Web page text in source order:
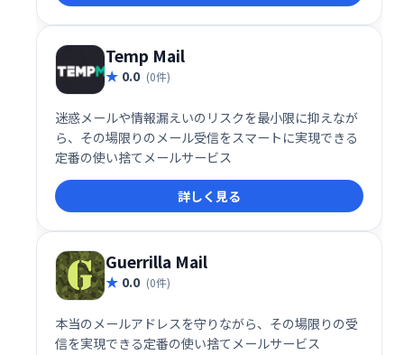
Temp Mail
0.0 (0件)
迷惑メールや情報漏えいのリスクを最小限に抑えなが
ら、その場限りのメール受信をスマートに実現できる
定番の使い捨てメールサービス
詳しく見る
Guerrilla Mail
0.0 (0件)
本当のメールアドレスを守りながら、その場限りの受
信を実現できる定番の使い捨てメールサービス